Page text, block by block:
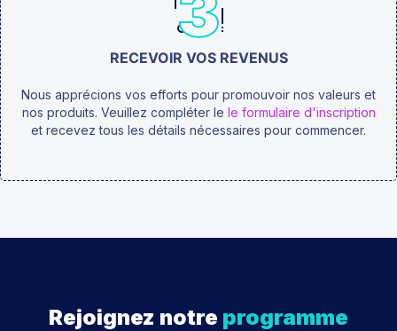
RECEVOIR VOS REVENUS
Nous apprécions vos efforts pour promouvoir nos valeurs et
nos produits. Veuillez compléter le le formulaire d'inscription
et recevez tous les détails nécessaires pour commencer.
Rejoignez notre programme